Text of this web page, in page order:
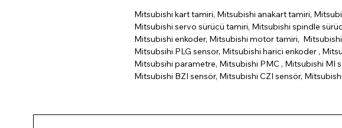
Mitsubishi kart tamiri, Mitsubishi anakart tamiri,
Mitsubishi servo sürücü tamiri, Mitsubishi spindle
Mitsubishi enkoder, Mitsubishi motor tamiri,
Mitsubsihi PLG sensor, Mitsubishi harici enkoder ,
Mitsubsihi parametre, Mitsubishi PMC , Mitsubishi MI
Mitsubishi BZI sensör, Mitsubishi CZI sensör,